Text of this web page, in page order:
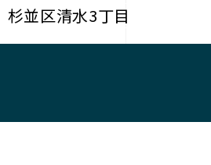
杉並区清水3丁目